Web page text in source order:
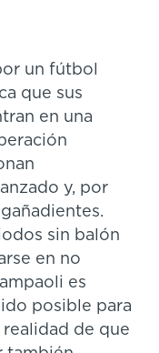
un fútbol
que sus
en una
y, por
sin balón
en no
es
posible para
realidad de que